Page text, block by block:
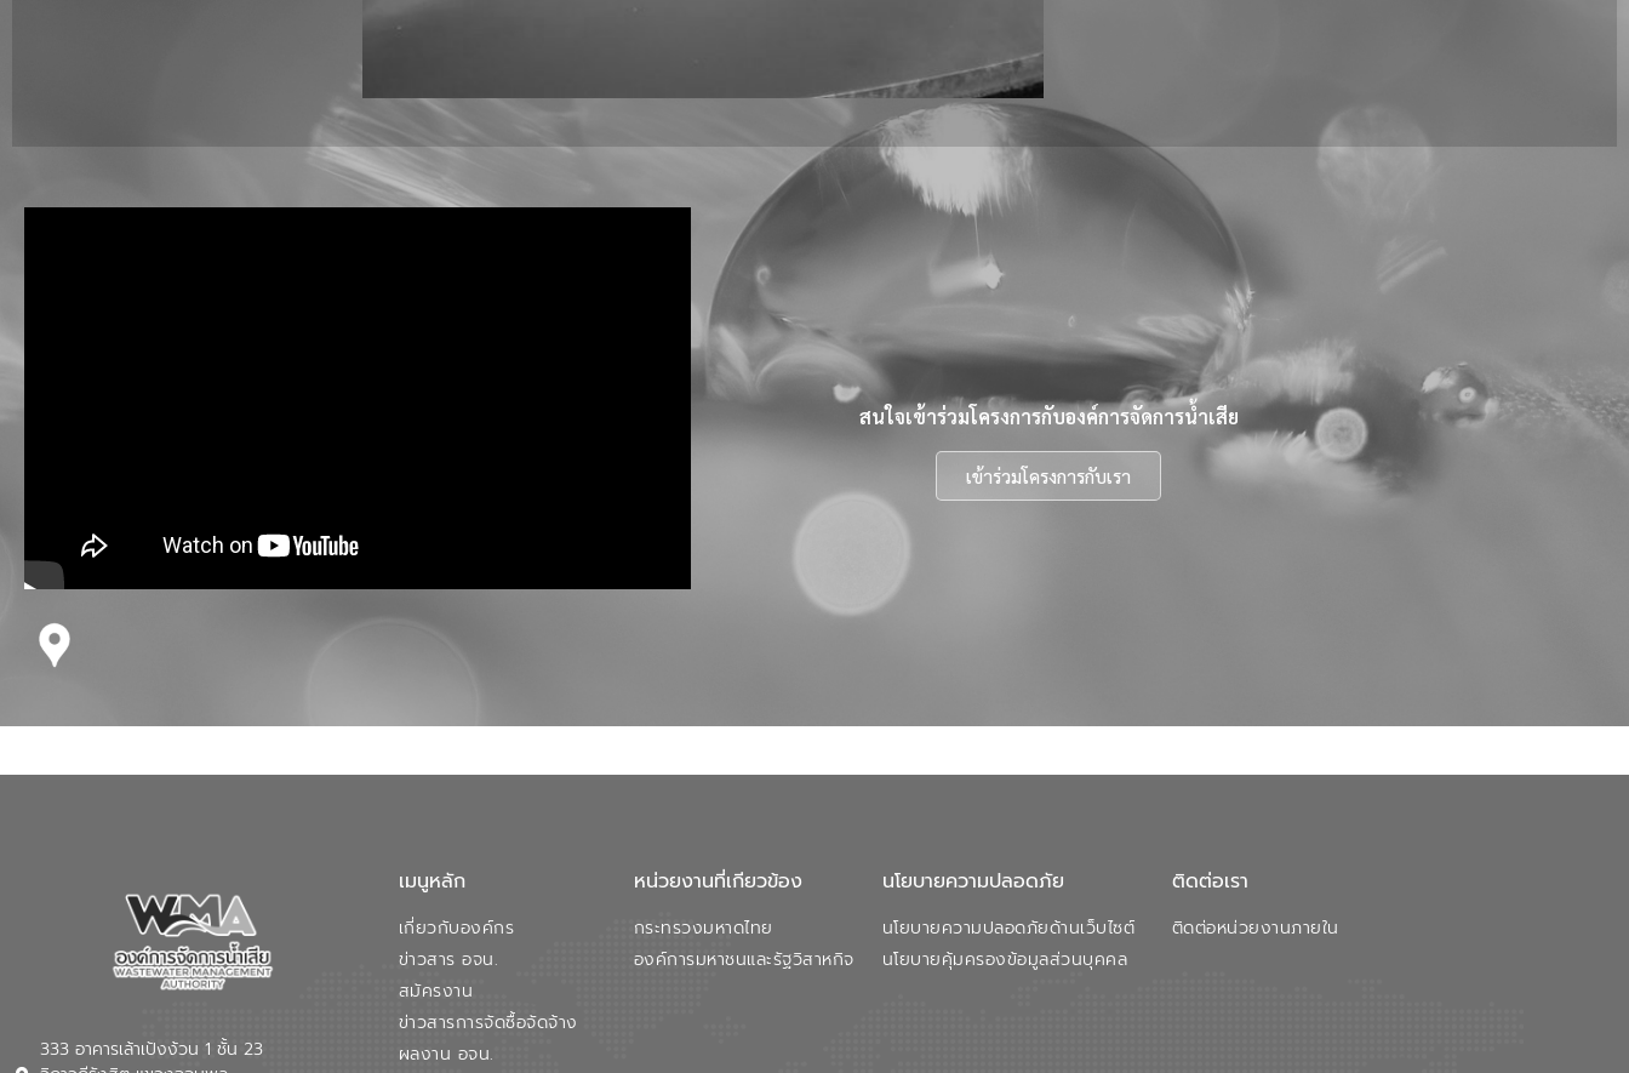
สนใจเข้าร่วมโครงการกับองค์การจัดการน้ำเสีย
เข้าร่วมโครงการกับเรา
333 อาคารเล้าเป้งง้วน 1 ชั้น 23
เมนูหลัก
เกี่ยวกับองค์กร
ข่าวสาร อจน.
สมัครงาน
ข่าวสารการจัดซื้อจัดจ้าง
ผลงาน อจน.
หน่วยงานที่เกียวข้อง
กระทรวงมหาดไทย
องค์การมหาชนและรัฐวิสาหกิจ
นโยบายความปลอดภัย
นโยบายความปลอดภัยด้านเว็บไซต์
นโยบายคุ้มครองข้อมูลส่วนบุคคล
ติดต่อเรา
ติดต่อหน่วยงานภายใน